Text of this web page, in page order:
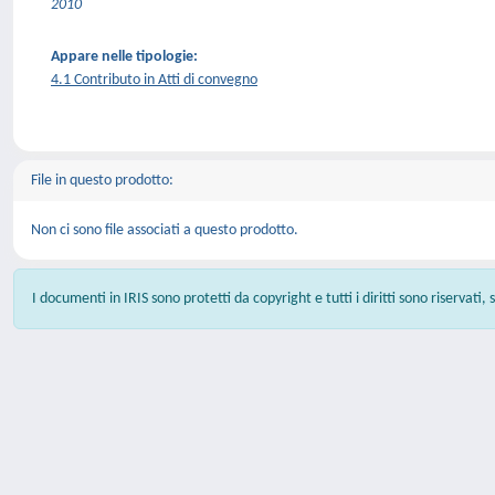
2010
Appare nelle tipologie:
4.1 Contributo in Atti di convegno
File in questo prodotto:
Non ci sono file associati a questo prodotto.
I documenti in IRIS sono protetti da copyright e tutti i diritti sono riservati,